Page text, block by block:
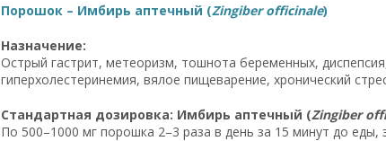
Порошок – Имбирь аптечный (Zingiber officinale)
Назначение:
Острый гастрит, метеоризм, тошнота беременных,
гиперхолестеринемия, вялое пищеварение, хронический
Стандартная дозировка: Имбирь аптечный (Zingiber
По 500–1000 мг порошка 2–3 раза в день за 15 минут до